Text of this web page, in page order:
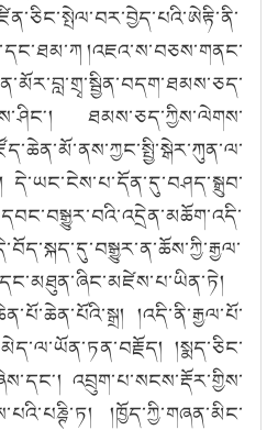
།འཇའ་ས་བཅས་གནང་
ཐམས་ཅད་ཀྱིས་ལེགས་
།འདི་ནི་རྒྱལ་པོ་
།སྨད་ཅིང་
འབྲུག་པ་སངས་རྡོར་གྱིས་
།ཁྱོད་ཀྱི་གཞན་མིང་